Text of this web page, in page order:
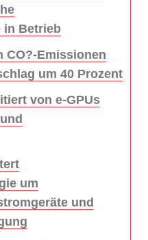
in Betrieb
CO?-Emissionen
um 40 Prozent
von e-GPUs
um
und